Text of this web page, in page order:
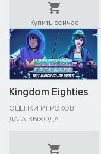
Купить сейчас
Kingdom Eighties
ОЦЕНКИ ИГРОКОВ:
ДАТА ВЫХОДА: